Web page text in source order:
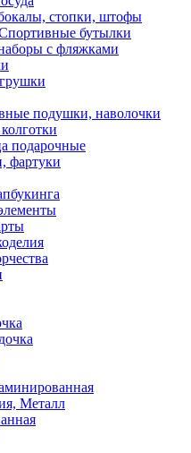
стопки, штофы
бутылки
с фляжками
подушки, наволочки
подарочные
фартуки
Металл